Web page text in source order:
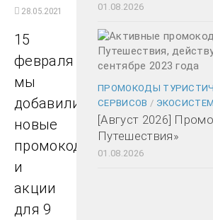
28.05.2021
15
февраля
мы
добавили
новые
промокоды
и
акции
для 9
01.08.2026
ПРОМОКОДЫ
СЕРВИСОВ /
[Август 2026]
Путешествия»
01.08.2026